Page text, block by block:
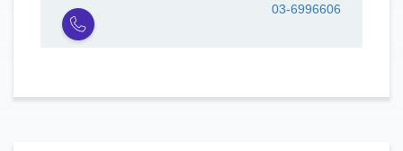
03-6996606